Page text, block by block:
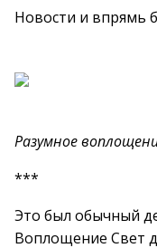
Новости и впрямь
Разумное
***
Это был обычный
Воплощение Свет